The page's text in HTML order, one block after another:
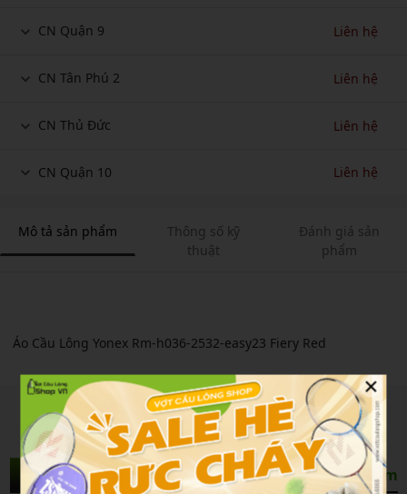
CN Quận 9 Liên hệ
CN Tân Phú 2 Liên hệ
CN Thủ Đức Liên hệ
CN Quận 10 Liên hệ
Mô tả sản phẩm
Thông số kỹ
thuật
Đánh giá sản
phẩm
Áo Cầu Lông Yonex Rm-h036-2532-easy23 Fiery Red
Sản Phẩm Liên Quan Xem thêm
×